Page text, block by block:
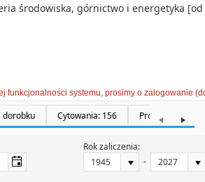
środowiska, górnictwo i energetyka [od
funkcjonalności systemu, prosimy o zalogowanie
dorobku Cytowania: 156 Promotorstwa: 0
Rok zaliczenia:
-